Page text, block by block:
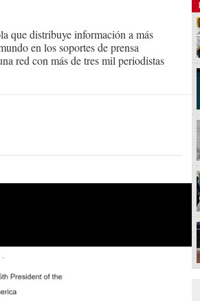
que distribuye información a más
en los soportes de prensa
red con más de tres mil periodistas